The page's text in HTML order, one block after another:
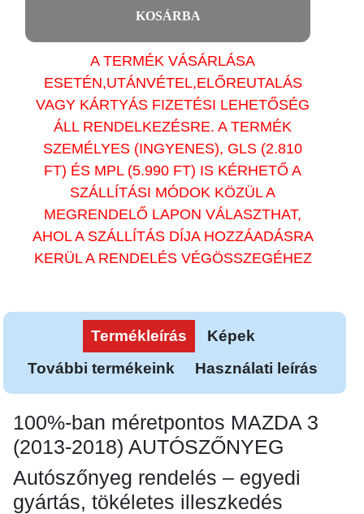
KOSÁRBA
A TERMÉK VÁSÁRLÁSA
ESETÉN,UTÁNVÉTEL,ELŐREUTALÁS
VAGY KÁRTYÁS FIZETÉSI LEHETŐSÉG
ÁLL RENDELKEZÉSRE. A TERMÉK
SZEMÉLYES (INGYENES), GLS (2.810
FT) ÉS MPL (5.990 FT) IS KÉRHETŐ A
SZÁLLÍTÁSI MÓDOK KÖZÜL A
MEGRENDELŐ LAPON VÁLASZTHAT,
AHOL A SZÁLLÍTÁS DÍJA HOZZÁADÁSRA
KERÜL A RENDELÉS VÉGÖSSZEGÉHEZ
Termékleírás
Képek
További termékeink
Használati leírás
100%-ban méretpontos MAZDA 3
(2013-2018) AUTÓSZŐNYEG
Autószőnyeg rendelés – egyedi
gyártás, tökéletes illeszkedés